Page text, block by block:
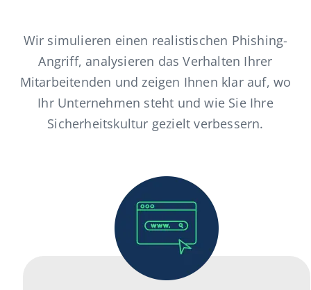
Wir simulieren einen realistischen Phishing-
Angriff, analysieren das Verhalten Ihrer
Mitarbeitenden und zeigen Ihnen klar auf, wo
Ihr Unternehmen steht und wie Sie Ihre
Sicherheitskultur gezielt verbessern.